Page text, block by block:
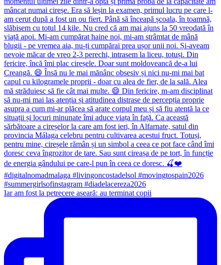
Iar am fost la petrecere aseară: au terminat copii